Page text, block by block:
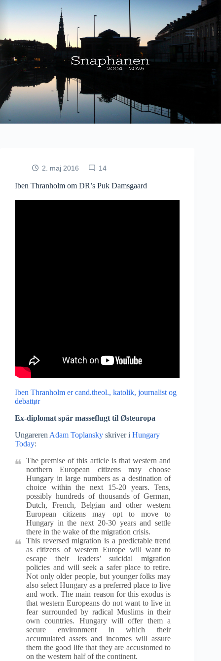
2. maj 2016 14
Iben Thranholm om DR’s Puk Damsgaard
Iben Thranholm er cand.theol., katolik, journalist og
debattør
Ex-diplomat spår masseflugt til Østeuropa
Ungareren Adam Toplansky skriver i Hungary
Today:
The premise of this article is that western and
northern European citizens may choose
Hungary in large numbers as a destination of
choice within the next 15-20 years. Tens,
possibly hundreds of thousands of German,
Dutch, French, Belgian and other western
European citizens may opt to move to
Hungary in the next 20-30 years and settle
there in the wake of the migration crisis.
This reversed migration is a predictable trend
as citizens of western Europe will want to
escape their leaders’ suicidal migration
policies and will seek a safer place to retire.
Not only older people, but younger folks may
also select Hungary as a preferred place to live
and work. The main reason for this exodus is
that western Europeans do not want to live in
fear surrounded by radical Muslims in their
own countries. Hungary will offer them a
secure environment in which their
accumulated assets and incomes will assure
them the good life that they are accustomed to
on the western half of the continent.